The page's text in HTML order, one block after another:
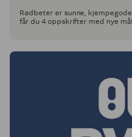
Rødbeter er sunne,
får du 4 oppskrifter med nye